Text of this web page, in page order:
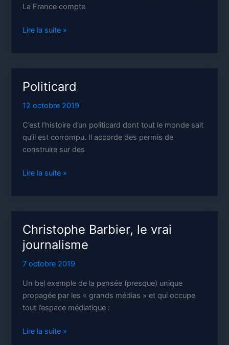
La France compte
Les
la
résistance
Lire la suite »
Politicard
12 octobre 2019
C’est l’histoire d’un politicard dont tout le monde sait
qu’il est corrompu. Il accorde des permis de
construire sur des
Politicard
Lire la suite »
Christophe Barbier, le vrai
journalisme
7 octobre 2019
Un bel exemple de la pensée (presque) unique
propagée par les « grands médias » et qui occupe
tout l’espace médiatique :
Christophe
Lire la suite »